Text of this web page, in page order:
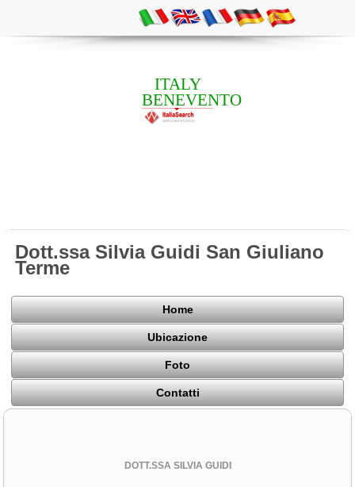
ITALY
BENEVENTO
Dott.ssa Silvia Guidi San Giuliano
Terme
Home
Ubicazione
Foto
Contatti
DOTT.SSA SILVIA GUIDI